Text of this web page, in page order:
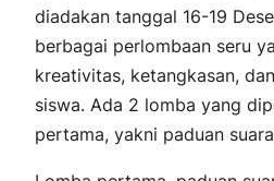
diadakan tanggal 16-19
berbagai perlombaan seru
kreativitas, ketangkasan,
siswa. Ada 2 lomba yang
pertama, yakni paduan